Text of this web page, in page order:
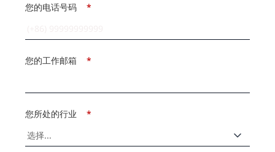
*
您的电话号码
*
您的工作邮箱
*
您所处的行业